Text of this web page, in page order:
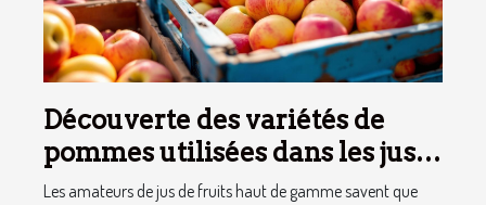
Découverte des variétés de
pommes utilisées dans les jus
premium
Les amateurs de jus de fruits haut de gamme savent que